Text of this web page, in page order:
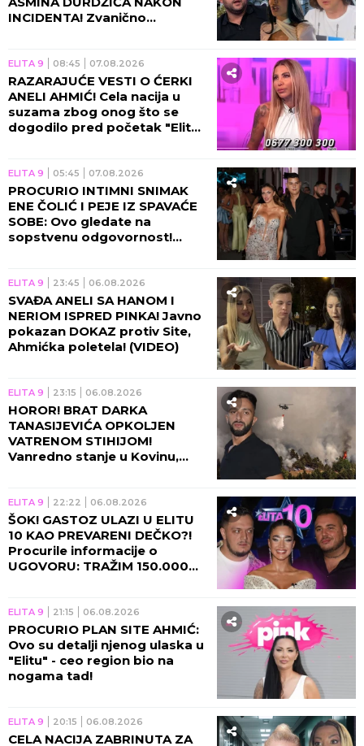
INCIDENTA! Zvanično
pripravnosti!
ELITA 9 08:45 07.08.2026
RAZARAJUĆE VESTI O ĆERKI
ANELI AHMIĆ! Cela nacija u
suzama zbog onog što se
dogodilo pred početak "Elite
ELITA 9 05:45 07.08.2026
PROCURIO INTIMNI SNIMAK
ENE ČOLIĆ I PEJE IZ SPAVAĆE
SOBE: Ovo gledate na
sopstvenu odgovornost!
ELITA 9 23:45 06.08.2026
SVAĐA ANELI SA HANOM I
NERIOM ISPRED PINKA! Javno
pokazan DOKAZ protiv Site,
Ahmićka poletela! (VIDEO)
ELITA 9 23:15 06.08.2026
HOROR! BRAT DARKA
TANASIJEVIĆA OPKOLJEN
VATRENOM STIHIJOM!
Vanredno stanje u Kovinu,
ELITA 9 22:22 06.08.2026
ŠOK! GASTOZ ULAZI U ELITU
10 KAO PREVARENI DEČKO?!
Procurile informacije o
UGOVORU: TRAŽIM 150.000
ELITA 9 21:15 06.08.2026
PROCURIO PLAN SITE AHMIĆ:
Ovo su detalji njenog ulaska u
"Elitu" - ceo region bio na
nogama tad!
ELITA 9 20:15 06.08.2026
CELA NACIJA ZABRINUTA ZA